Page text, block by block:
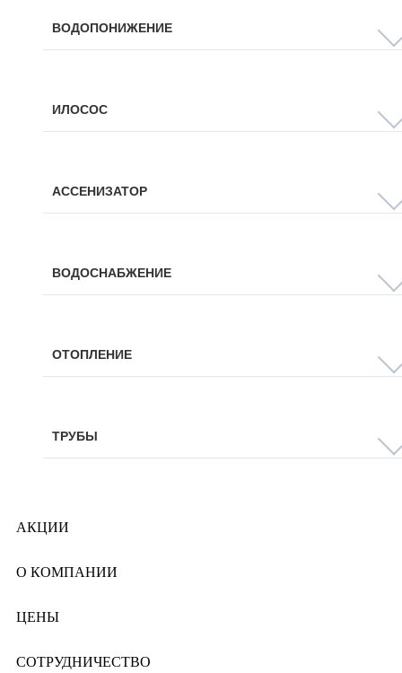
ВОДОПОНИЖЕНИЕ
ИЛОСОС
АССЕНИЗАТОР
ВОДОСНАБЖЕНИЕ
ОТОПЛЕНИЕ
ТРУБЫ
АКЦИИ
О КОМПАНИИ
ЦЕНЫ
СОТРУДНИЧЕСТВО